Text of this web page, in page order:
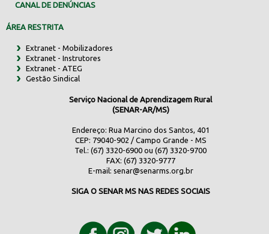
CANAL DE DENÚNCIAS
ÁREA RESTRITA
Extranet - Mobilizadores
Extranet - Instrutores
Extranet - ATEG
Gestão Sindical
Serviço Nacional de Aprendizagem Rural
(SENAR-AR/MS)
Endereço: Rua Marcino dos Santos, 401
CEP: 79040-902 / Campo Grande - MS
Tel.: (67) 3320-6900 ou (67) 3320-9700
FAX: (67) 3320-9777
E-mail: senar@senarms.org.br
SIGA O SENAR MS NAS REDES SOCIAIS